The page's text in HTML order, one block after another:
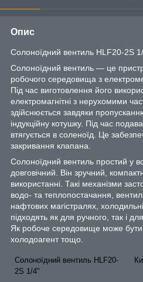
Опис
Солоноїдний вентиль HLF20-2S
Солоноїдний вентиль — це
робочого середовища з
Під час виготовлення його
електромагнітні з нерухомими
здійснюється завдяки
індукційну котушку. Під час
втягується в соленоїд. Це
закривання клапана.
Солоноїдний вентиль простий у
довговічний. Він зручний,
використанні. Такі механізми
водо- та теплопостачання,
нафтових магістралях,
підходять як для ручного, так і
Як робоче середовище може бути
холодоагент тощо.
Солоноїдний вентиль HLF20-
2S 1/4"